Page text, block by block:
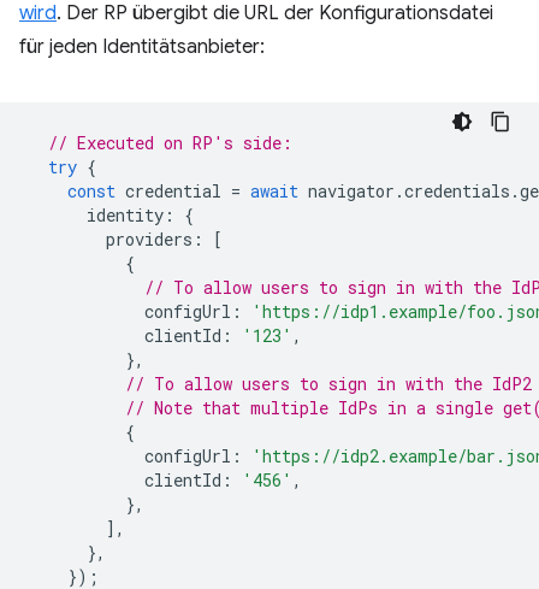
wird. Der RP übergibt die URL der Konfigurationsdatei
für jeden Identitätsanbieter:
// Executed on RP's side:
try {
const credential = await navigator .credentials .
identity :
{
providers :
[
{
// To allow users to sign in with the
configUrl :
'https://idp1.example/
clientId : '123' ,
},
// To allow users to sign in with the IdP2
// Note that multiple IdPs in a single get()
{
configUrl :
'https://idp2.example/
clientId : '456' ,
},
],
},
});